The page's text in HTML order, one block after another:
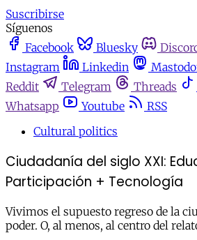
Suscribirse
Síguenos
Facebook
Bluesky
Instagram
Linkedin
Reddit
Telegram Threads
Whatsapp
Youtube
RSS
Cultural politics
Ciudadanía del siglo XXI:
Participación + Tecnología
Vivimos el supuesto regreso de la
poder. O, al menos, al centro del